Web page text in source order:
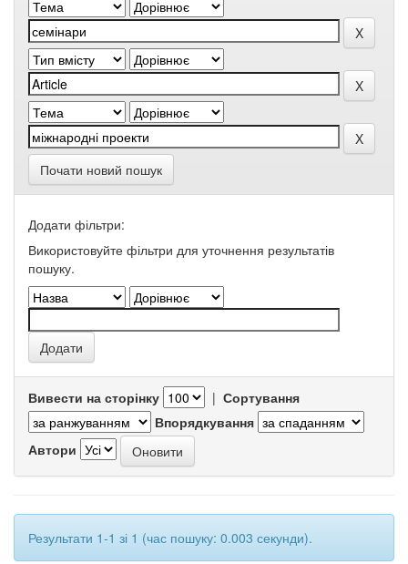
Почати новий пошук
Додати фільтри:
Використовуйте фільтри для уточнення результатів
пошуку.
Вивести на сторінку | Сортування
Впорядкування
Автори
Результати 1-1 зі 1 (час пошуку: 0.003 секунди).